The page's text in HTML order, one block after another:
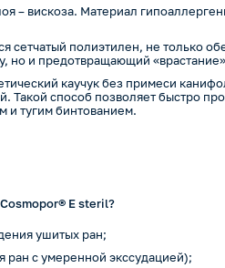
– вискоза. Материал
сетчатый полиэтилен, не только
но и предотвращающий
каучук без примеси
Такой способ позволяет быстро
и тугим бинтованием.
E steril?
ушитых ран;
ран с умеренной экссудацией);